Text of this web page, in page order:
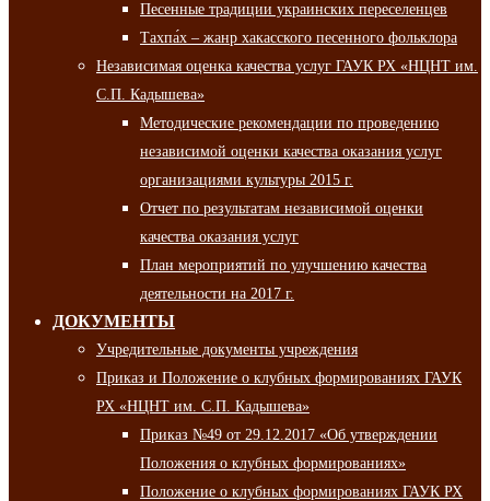
Песенные традиции украинских переселенцев
Тахпа́х – жанр хакасского песенного фольклора
Независимая оценка качества услуг ГАУК РХ «НЦНТ им.
С.П. Кадышева»
Методические рекомендации по проведению
независимой оценки качества оказания услуг
организациями культуры 2015 г.
Отчет по результатам независимой оценки
качества оказания услуг
План мероприятий по улучшению качества
деятельности на 2017 г.
ДОКУМЕНТЫ
Учредительные документы учреждения
Приказ и Положение о клубных формированиях ГАУК
РХ «НЦНТ им. С.П. Кадышева»
Приказ №49 от 29.12.2017 «Об утверждении
Положения о клубных формированиях»
Положение о клубных формированиях ГАУК РХ